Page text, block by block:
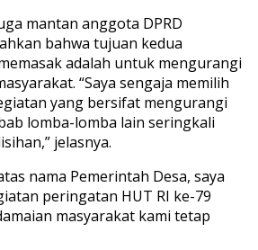
mantan anggota DPRD
bahwa tujuan kedua
adalah untuk mengurangi
“Saya sengaja memilih
yang bersifat mengurangi
lomba-lomba lain seringkali
jelasnya.
nama Pemerintah Desa, saya
peringatan HUT RI ke-79
masyarakat kami tetap